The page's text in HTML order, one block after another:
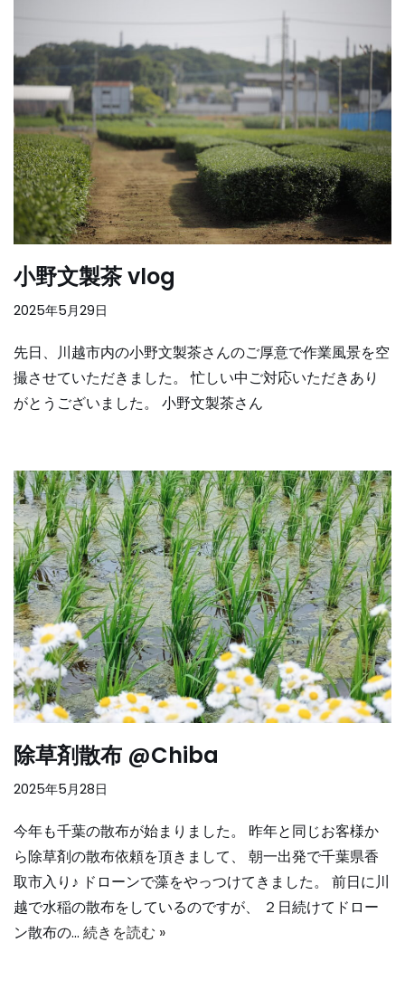
小野文製茶 vlog
2025年5月29日
先日、川越市内の小野文製茶さんのご厚意で作業風景を空
撮させていただきました。 忙しい中ご対応いただきあり
がとうございました。 小野文製茶さん
除草剤散布 @Chiba
2025年5月28日
今年も千葉の散布が始まりました。 昨年と同じお客様か
ら除草剤の散布依頼を頂きまして、 朝一出発で千葉県香
取市入り♪ ドローンで藻をやっつけてきました。 前日に川
越で水稲の散布をしているのですが、 ２日続けてドロー
ン散布の… 続きを読む »